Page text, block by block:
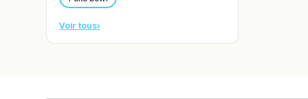
Voir tous›